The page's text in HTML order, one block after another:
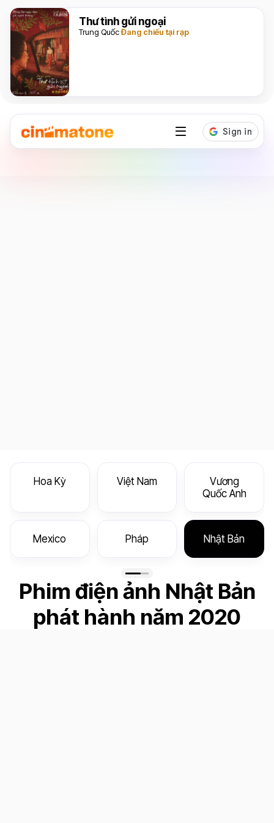
Thư tình gửi ngoại
Trung QuốcĐang chiếu tại rạp
Hoa Kỳ Việt Nam
Vương
Quốc Anh
Mexico Pháp Nhật Bản
Phim điện ảnh Nhật Bản
phát hành năm 2020